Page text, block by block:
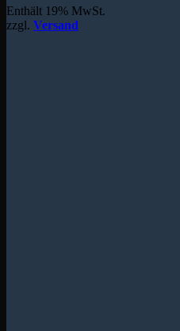
Enthält 19% MwSt.
zzgl. Versand